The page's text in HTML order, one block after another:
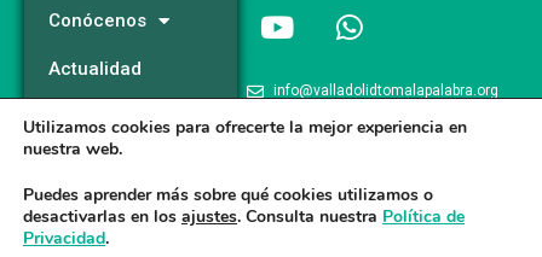
Conócenos
Actualidad
Programa
info@valladolidtomalapalabra.org
+34 983 426 124
Utilizamos cookies para ofrecerte la mejor experiencia en
nuestra web.
Puedes aprender más sobre qué cookies utilizamos o
desactivarlas en los ajustes. Consulta nuestra Política de
Privacidad.